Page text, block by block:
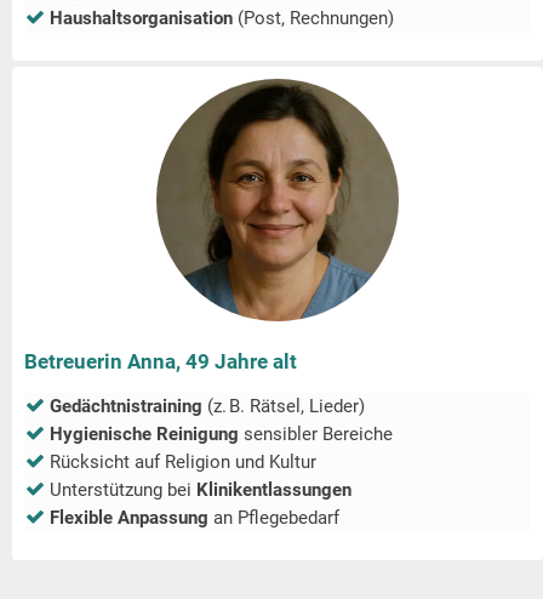
Haushaltsorganisation (Post, Rechnungen)
Betreuerin Anna, 49 Jahre alt
Gedächtnistraining (z. B. Rätsel, Lieder)
Hygienische Reinigung sensibler Bereiche
Rücksicht auf Religion und Kultur
Unterstützung bei Klinikentlassungen
Flexible Anpassung an Pflegebedarf